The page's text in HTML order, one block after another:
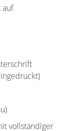
auf
vollständiger